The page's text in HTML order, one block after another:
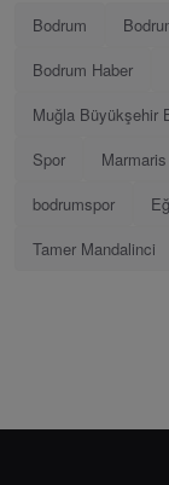
Bodrum
Bodrum Haber
Muğla Büyükşehir
Spor
Marmaris
bodrumspor
Tamer Mandalinci